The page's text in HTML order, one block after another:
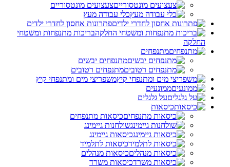
צעצועים מונטסוריים
כלי עבודה מעץ
פתרונות אחסון לחדרי ילדים
בריכות מתנפחות ומשטחי
החלקה
מתנפחים
מתנפחים יבשים
מתנפחים רטובים
משפריצי מים ומתנפחי קיץ
ממונעים
על גלגלים
כיסאות
כיסאות מתנפחים
שולחנות גיימינג
כיסאות גיימינג
כיסאות לתלמיד
כיסאות מנהלים
כיסאות משרד